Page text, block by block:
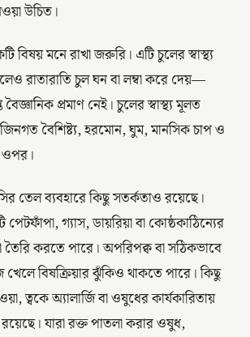
উচিত।
বিষয় মনে রাখা জরুরি। এটি চুলের স্বাস্থ্য
রাতারাতি চুল ঘন বা লম্বা করে দেয়—
প্রমাণ নেই। চুলের স্বাস্থ্য মূলত
জিনগত বৈশিষ্ট্য, হরমোন, ঘুম, মানসিক চাপ ও
ওপর।
তেল ব্যবহারে কিছু সতর্কতাও রয়েছে।
গ্যাস, ডায়রিয়া বা কোষ্ঠকাঠিন্যের
করতে পারে। অপরিপক্ব বা সঠিকভাবে
খেলে বিষক্রিয়ার ঝুঁকিও থাকতে পারে। কিছু
ত্বকে অ্যালার্জি বা ওষুধের কার্যকারিতায়
যারা রক্ত পাতলা করার ওষুধ,